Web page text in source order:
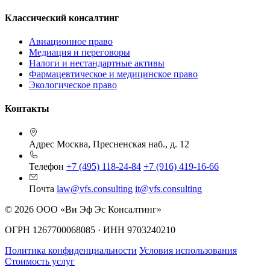
Классический консалтинг
Авиационное право
Медиация и переговоры
Налоги и нестандартные активы
Фармацевтическое и медицинское право
Экологическое право
Контакты
Адрес Москва, Пресненская наб., д. 12
Телефон +7 (495) 118-24-84 +7 (916) 419-16-66
Почта law@vfs.consulting it@vfs.consulting
© 2026 ООО «Ви Эф Эс Консалтинг»
ОГРН 1267700068085 · ИНН 9703240210
Политика конфиденциальности Условия использования
Стоимость услуг